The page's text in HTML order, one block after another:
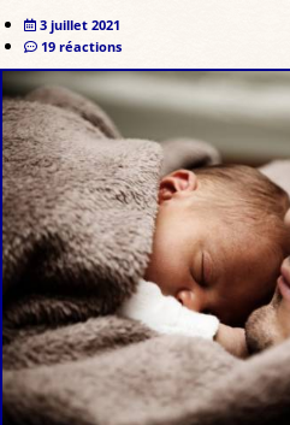
3 juillet 2021
19 réactions